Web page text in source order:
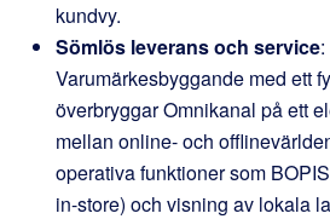
kundvy.
Sömlös leverans och service
Varumärkesbyggande med ett
överbryggar Omnikanal på ett
mellan online- och
operativa funktioner som
in-store) och visning av lokala